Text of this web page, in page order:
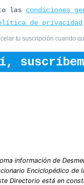
las condiciones
de privacidad
tu suscripción cuando
información de
Enciclopédico de
Directorio está en